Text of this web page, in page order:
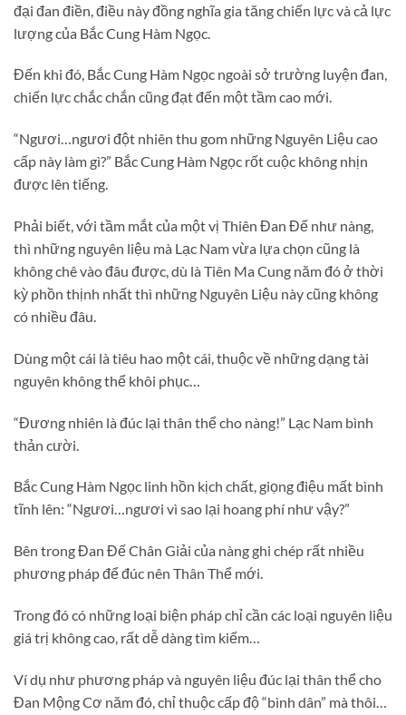
đại đan điền, điều này đồng nghĩa gia tăng chiến lực và cả lực
lượng của Bắc Cung Hàm Ngọc.
Đến khi đó, Bắc Cung Hàm Ngọc ngoài sở trường luyện đan,
chiến lực chắc chắn cũng đạt đến một tầm cao mới.
“Ngươi…ngươi đột nhiên thu gom những Nguyên Liệu cao
cấp này làm gì?” Bắc Cung Hàm Ngọc rốt cuộc không nhịn
được lên tiếng.
Phải biết, với tầm mắt của một vị Thiên Đan Đế như nàng,
thì những nguyên liệu mà Lạc Nam vừa lựa chọn cũng là
không chê vào đâu được, dù là Tiên Ma Cung năm đó ở thời
kỳ phồn thịnh nhất thì những Nguyên Liệu này cũng không
có nhiều đâu.
Dùng một cái là tiêu hao một cái, thuộc về những dạng tài
nguyên không thể khôi phục…
“Đương nhiên là đúc lại thân thể cho nàng!” Lạc Nam bình
thản cười.
Bắc Cung Hàm Ngọc linh hồn kịch chất, giọng điệu mất bình
tĩnh lên: “Ngươi…ngươi vì sao lại hoang phí như vậy?”
Bên trong Đan Đế Chân Giải của nàng ghi chép rất nhiều
phương pháp để đúc nên Thân Thể mới.
Trong đó có những loại biện pháp chỉ cần các loại nguyên liệu
giá trị không cao, rất dễ dàng tìm kiếm…
Ví dụ như phương pháp và nguyên liệu đúc lại thân thể cho
Đan Mộng Cơ năm đó, chỉ thuộc cấp độ “bình dân” mà thôi…